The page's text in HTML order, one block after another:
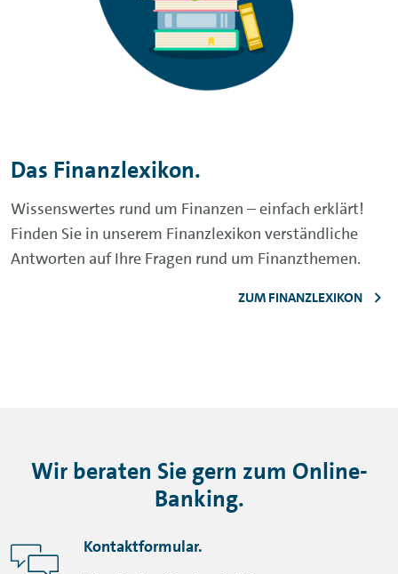
Das Finanzlexikon.
Wissenswertes rund um Finanzen – einfach erklärt!
Finden Sie in unserem Finanzlexikon verständliche
Antworten auf Ihre Fragen rund um Finanzthemen.
ZUM FINANZLEXIKON
Wir beraten Sie gern zum Online-
Banking.
Kontaktformular.